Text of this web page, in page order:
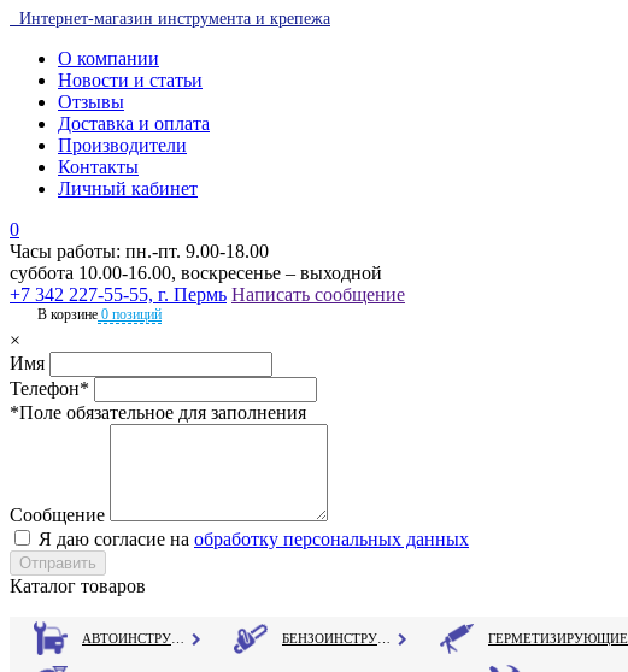
Интернет-магазин инструмента и крепежа
О компании
Новости и статьи
Отзывы
Доставка и оплата
Производители
Контакты
Личный кабинет
0
Часы работы: пн.-пт. 9.00-18.00
суббота 10.00-16.00, воскресенье – выходной
+7 342 227-55-55, г. Пермь Написать сообщение
В корзине 0 позиций
×
Имя
Телефон*
*Поле обязательное для заполнения
Сообщение
Я даю согласие на обработку персональных данных
Каталог товаров